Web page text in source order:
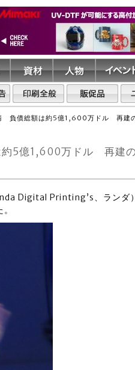
負債総額は約5億1,600万ドル 再建
約5億1,600万ドル 再建
Digital Printing’s、ランダ）